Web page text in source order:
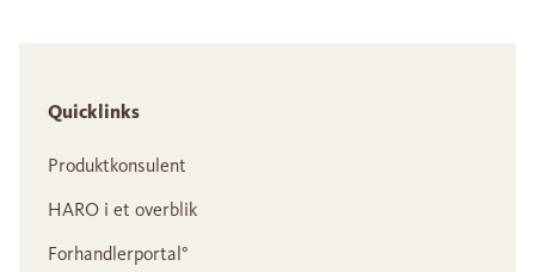
Quicklinks
Produktkonsulent
HARO i et overblik
Forhandlerportal°